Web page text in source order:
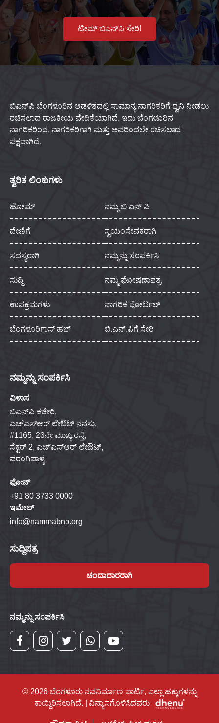
ಟೀಮ್ ಬಿಎನ್‌ಪಿ ಸೇರಿ!
ಬಿಎನ್‌ಪಿ ಬೆಂಗಳೂರಿನ ಆಡಳಿತದಲ್ಲಿ ಸಾಮಾನ್ಯ ನಾಗರಿಕರಿಗೆ ಧ್ವನಿ ನೀಡಲು
ರಚಿಸಲಾದ ರಾಜಕೀಯ ವೇದಿಕೆಯಾಗಿದೆ. ಇದು ಬೆಂಗಳೂರಿನ
ನಾಗರಿಕರಿಂದ, ನಾಗರಿಕರಿಗಾಗಿ ಮತ್ತು ಅವರಿಂದಲೇ ರಚಿಸಲಾದ
ಪಕ್ಷವಾಗಿದೆ.
ತ್ವರಿತ ಲಿಂಕುಗಳು
ಹೋಮ್ ನಮ್ಮ ಬಿ ಏನ್ ಪಿ
ದೇಣಿಗೆ ಸ್ವಯಂಸೇವಕರಾಗಿ
ಸದಸ್ಯರಾಗಿ ನಮ್ಮನ್ನು ಸಂಪರ್ಕಿಸಿ
ಸುದ್ದಿ ನಮ್ಮ ಘೋಷಣಾಪತ್ರ
ಉಪಕ್ರಮಗಳು ನಾಗರಿಕ ಪೋರ್ಟಲ್
ಬೆಂಗಳೂರಿಗಾಸ್ ಹಬ್ ಬಿ.ಎನ್.ಪಿಗೆ ಸೇರಿ
ನಮ್ಮನ್ನು ಸಂಪರ್ಕಿಸಿ
ವಿಳಾಸ
ಬಿಎನ್‌ಪಿ ಕಚೇರಿ,
ಎಚ್‌ಎಸ್‌ಆರ್ ಲೇಔಟ್ ನನಸು,
#1165, 23ನೇ ಮುಖ್ಯ ರಸ್ತೆ,
ಸೆಕ್ಟರ್ 2, ಎಚ್‌ಎಸ್‌ಆರ್ ಲೇಔಟ್,
ಪರಂಗಿಪಾಳ್ಯ
ಫೋನ್
+91 80 3733 0000
ಇಮೇಲ್
info@nammabnp.org
ಸುದ್ದಿಪತ್ರ
ಚಂದಾದಾರರಾಗಿ
ನಮ್ಮನ್ನು ಸಂಪರ್ಕಿಸಿ
© 2026 ಬೆಂಗಳೂರು ನವನಿರ್ಮಾಣ ಪಾರ್ಟಿ, ಎಲ್ಲಾ ಹಕ್ಕುಗಳನ್ನು
ಕಾಯ್ದಿರಿಸಲಾಗಿದೆ. | ವಿನ್ಯಾಸಗೊಳಿಸಿದವರು